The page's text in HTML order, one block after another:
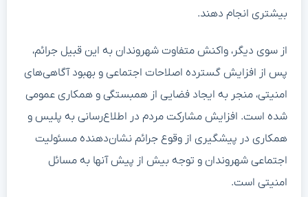
بیشتری انجام دهند.
از سوی دیگر، واکنش متفاوت شهروندان به این قبیل جرائم،
پس از افزایش گسترده اصلاحات اجتماعی و بهبود آگاهی‌های
امنیتی، منجر به ایجاد فضایی از همبستگی و همکاری عمومی
شده است. افزایش مشارکت مردم در اطلاع‌رسانی به پلیس و
همکاری در پیشگیری از وقوع جرائم نشان‌دهنده مسئولیت
اجتماعی شهروندان و توجه بیش از پیش آنها به مسائل
امنیتی است.